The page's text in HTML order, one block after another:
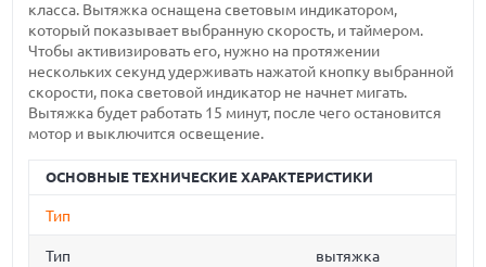
класса. Вытяжка оснащена световым индикатором,
который показывает выбранную скорость, и таймером.
Чтобы активизировать его, нужно на протяжении
нескольких секунд удерживать нажатой кнопку выбранной
скорости, пока световой индикатор не начнет мигать.
Вытяжка будет работать 15 минут, после чего остановится
мотор и выключится освещение.
ОСНОВНЫЕ ТЕХНИЧЕСКИЕ ХАРАКТЕРИСТИКИ
Тип
Тип вытяжка